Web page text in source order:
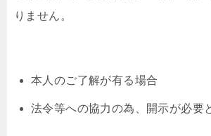
りません。
本人のご了解が有る場合
法令等への協力の為、開示が必要